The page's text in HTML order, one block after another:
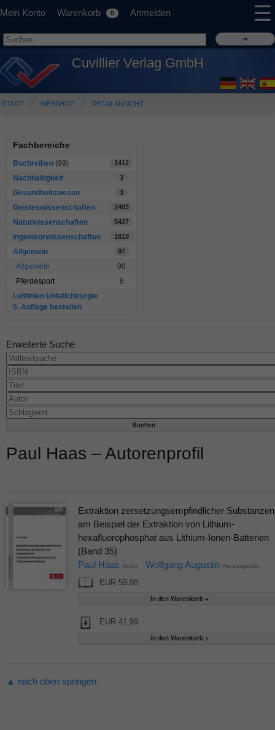
Mein Konto Warenkorb 0 Anmelden ☰
Cuvillier Verlag GmbH
START WEBSHOP DETAILANSICHT
Fachbereiche
Buchreihen (99) 1412
Nachhaltigkeit 3
Gesundheitswesen 3
Geisteswissenschaften 2403
Naturwissenschaften 5427
Ingenieurwissenschaften 1818
Allgemein 97
Allgemein
90
Pferdesport
6
Leitlinien Unfallchirurgie
5. Auflage bestellen
Erweiterte Suche
Paul Haas – Autorenprofil
Extraktion zersetzungsempfindlicher Substanzen
am Beispiel der Extraktion von Lithium-
hexafluorophosphat aus Lithium-Ionen-Batterien
(Band 35)
Paul Haas Autor Wolfgang Augustin Herausgeber
EUR 59,88
EUR 41,99
▲ nach oben springen